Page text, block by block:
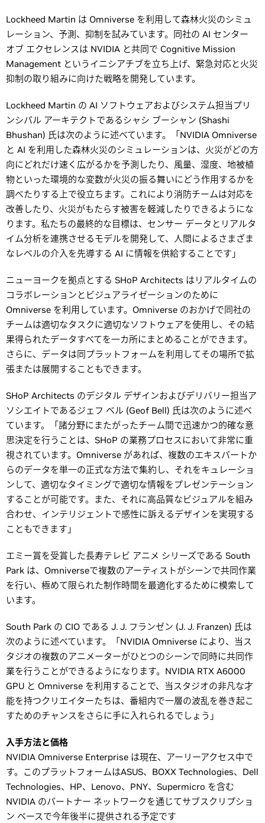
Lockheed Martin は Omniverse を利用して森林火災のシミュ
レーション、予測、抑制を試みています。同社の AI センター
オブ エクセレンスは NVIDIA と共同で Cognitive Mission
Management というイニシアチブを立ち上げ、緊急対応と火災
抑制の取り組みに向けた戦略を開発しています。
Lockheed Martin の AI ソフトウェアおよびシステム担当プリ
ンシパル アーキテクトであるシャシ ブーシャン (Shashi
Bhushan) 氏は次のように述べています。「NVIDIA Omniverse
と AI を利用した森林火災のシミュレーションは、火災がどの方
向にどれだけ速く広がるかを予測したり、風量、湿度、地被植
物といった環境的な変数が火災の振る舞いにどう作用するかを
調べたりする上で役立ちます。これにより消防チームは対応を
改善したり、火災がもたらす被害を軽減したりできるようにな
ります。私たちの最終的な目標は、センサー データとリアルタ
イム分析を連携させるモデルを開発して、人間によるさまざま
なレベルの介入を先導する AI に情報を供給することです」
ニューヨークを拠点とする SHoP Architects はリアルタイムの
コラボレーションとビジュアライゼーションのために
Omniverse を利用しています。Omniverse のおかげで同社の
チームは適切なタスクに適切なソフトウェアを使用し、その結
果得られたデータすべてを一カ所にまとめることができます。
さらに、データは同プラットフォームを利用してその場所で拡
張または展開することもできます。
SHoP Architects のデジタル デザインおよびデリバリー担当ア
ソシエイトであるジェフ ベル (Geof Bell) 氏は次のように述べ
ています。「諸分野にまたがったチーム間で迅速かつ的確な意
思決定を行うことは、SHoP の業務プロセスにおいて非常に重
視されています。Omniverse があれば、複数のエキスパートか
らのデータを単一の正式な方法で集約し、それをキュレーショ
ンして、適切なタイミングで適切な情報をプレゼンテーション
することが可能です。また、それに高品質なビジュアルを組み
合わせ、インテリジェントで感性に訴えるデザインを実現する
こともできます」
エミー賞を受賞した長寿テレビ アニメ シリーズである South
Park は、Omniverseで複数のアーティストがシーンで共同作業
を行い、極めて限られた制作時間を最適化するために模索して
います。
South Park の CIO である J. J. フランゼン (J. J. Franzen) 氏は
次のように述べています。「NVIDIA Omniverse により、当ス
タジオの複数のアニメーターがひとつのシーンで同時に共同作
業を行うことができるようになります。NVIDIA RTX A6000
GPU と Omniverse を利用することで、当スタジオの非凡な才
能を持つクリエイターたちは、番組内で一層の波乱を巻き起こ
すためのチャンスをさらに手に入れられるでしょう」
入手方法と価格
NVIDIA Omniverse Enterprise は現在、アーリーアクセス中で
す。このプラットフォームはASUS、BOXX Technologies、Dell
Technologies、HP、Lenovo、PNY、Supermicro を含む
NVIDIA のパートナー ネットワークを通じてサブスクリプショ
ン ベースで今年後半に提供される予定です